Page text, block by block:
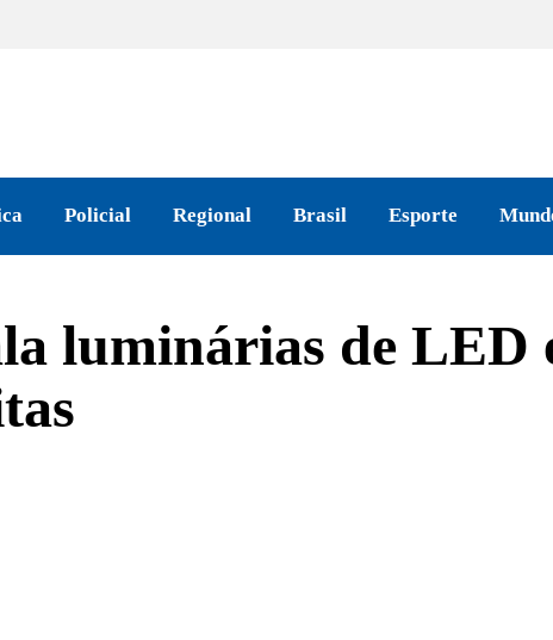
Policial Regional Brasil Esporte
luminárias de LED